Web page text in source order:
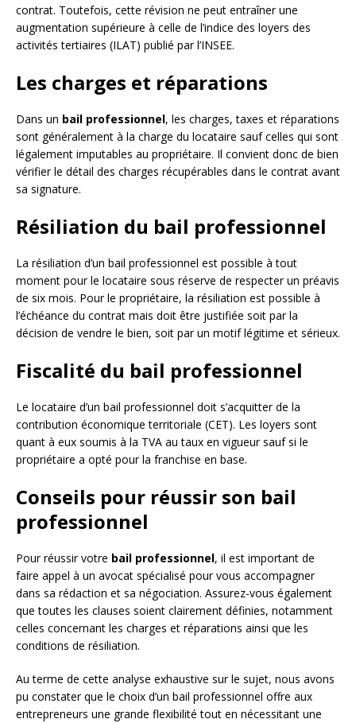
contrat. Toutefois, cette révision ne peut entraîner une
augmentation supérieure à celle de l’indice des loyers des
activités tertiaires (ILAT) publié par l’INSEE.
Les charges et réparations
Dans un bail professionnel, les charges, taxes et réparations
sont généralement à la charge du locataire sauf celles qui sont
légalement imputables au propriétaire. Il convient donc de bien
vérifier le détail des charges récupérables dans le contrat avant
sa signature.
Résiliation du bail professionnel
La résiliation d’un bail professionnel est possible à tout
moment pour le locataire sous réserve de respecter un préavis
de six mois. Pour le propriétaire, la résiliation est possible à
l’échéance du contrat mais doit être justifiée soit par la
décision de vendre le bien, soit par un motif légitime et sérieux.
Fiscalité du bail professionnel
Le locataire d’un bail professionnel doit s’acquitter de la
contribution économique territoriale (CET). Les loyers sont
quant à eux soumis à la TVA au taux en vigueur sauf si le
propriétaire a opté pour la franchise en base.
Conseils pour réussir son bail
professionnel
Pour réussir votre bail professionnel, il est important de
faire appel à un avocat spécialisé pour vous accompagner
dans sa rédaction et sa négociation. Assurez-vous également
que toutes les clauses soient clairement définies, notamment
celles concernant les charges et réparations ainsi que les
conditions de résiliation.
Au terme de cette analyse exhaustive sur le sujet, nous avons
pu constater que le choix d’un bail professionnel offre aux
entrepreneurs une grande flexibilité tout en nécessitant une